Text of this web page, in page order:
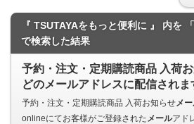
『 TSUTAYAをもっと便利に 』 内を
で検索した結果
予約・注文・定期購読商品 入荷
どのメールアドレスに配信されま
予約・注文・定期購読商品 入荷お知らせメ
onlineにてお客様がご登録されたメールアド